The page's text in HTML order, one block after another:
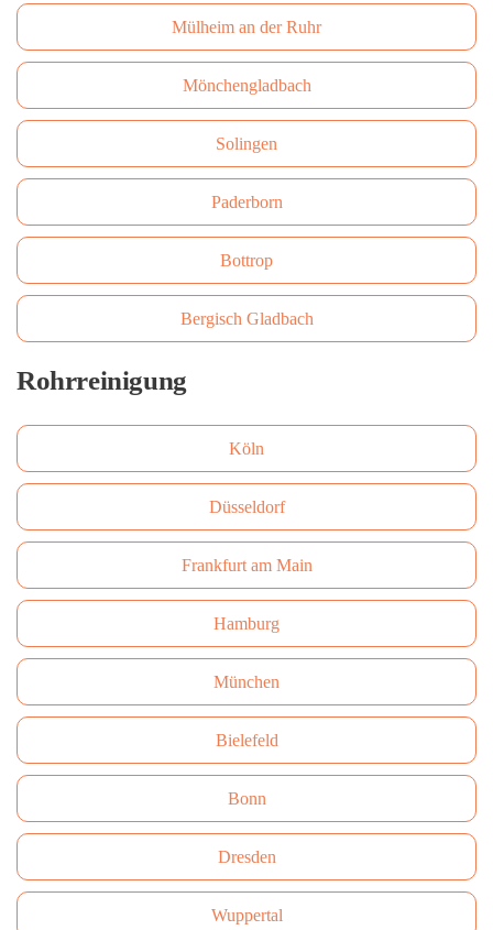
Mülheim an der Ruhr
Mönchengladbach
Solingen
Paderborn
Bottrop
Bergisch Gladbach
Rohrreinigung
Köln
Düsseldorf
Frankfurt am Main
Hamburg
München
Bielefeld
Bonn
Dresden
Wuppertal